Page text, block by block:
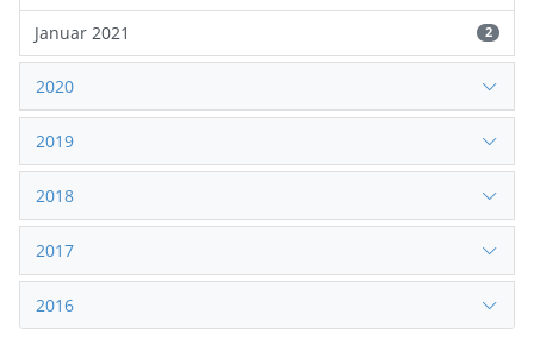
Januar 2021 2
2020
2019
2018
2017
2016